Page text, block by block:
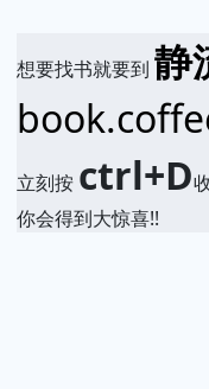
想要找书就要到静
立刻按 ctrl+D
你会得到大惊喜!!